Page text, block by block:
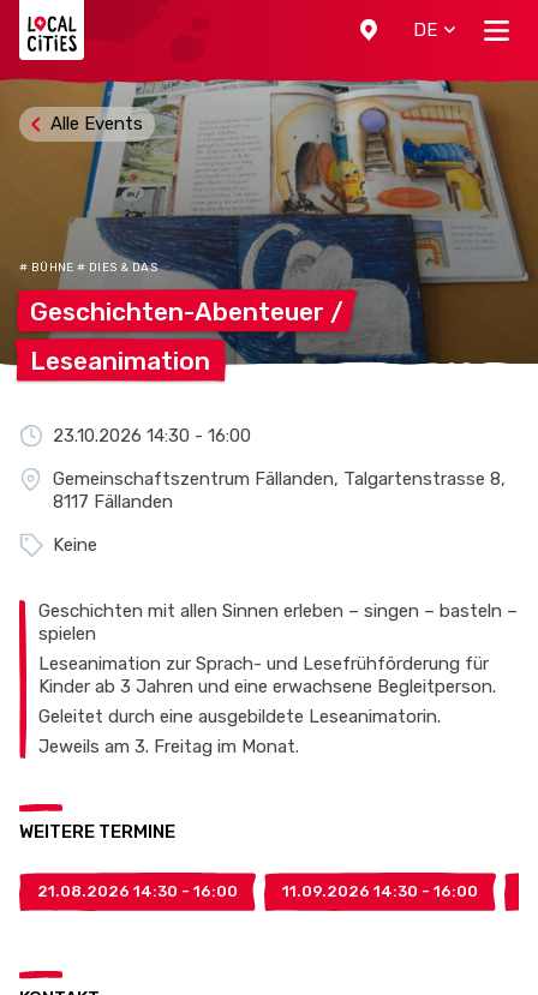
DE
Alle Events
# BÜHNE # DIES & DAS
Geschichten-Abenteuer /
Leseanimation
23.10.2026 14:30 - 16:00
Gemeinschaftszentrum Fällanden, Talgartenstrasse 8,
8117 Fällanden
Keine
Geschichten mit allen Sinnen erleben – singen – basteln –
spielen
Leseanimation zur Sprach- und Lesefrühförderung für
Kinder ab 3 Jahren und eine erwachsene Begleitperson.
Geleitet durch eine ausgebildete Leseanimatorin.
Jeweils am 3. Freitag im Monat.
WEITERE TERMINE
21.08.2026 14:30 - 16:00 11.09.2026 14:30 - 16:00